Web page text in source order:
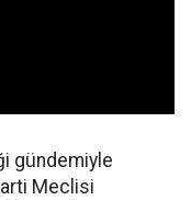
gündemiyle
Meclisi